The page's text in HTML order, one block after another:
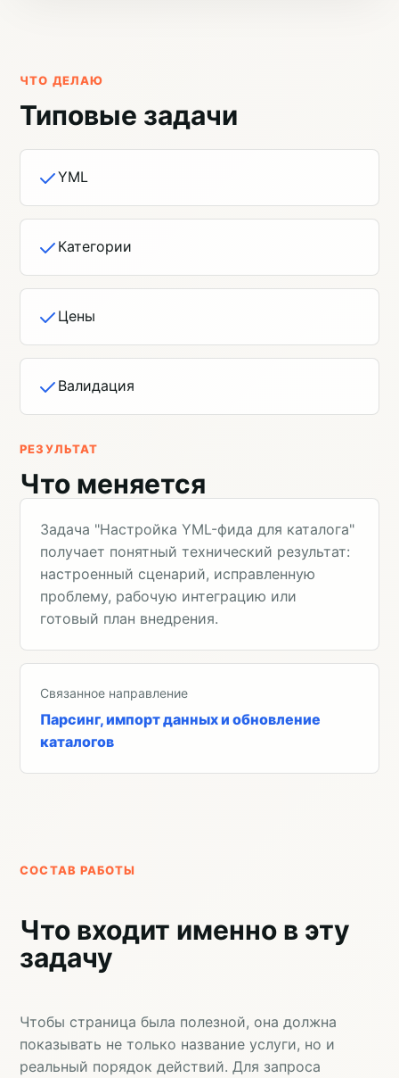
ЧТО ДЕЛАЮ
Типовые задачи
YML
Категории
Цены
Валидация
РЕЗУЛЬТАТ
Что меняется
Задача "Настройка YML-фида для каталога"
получает понятный технический результат:
настроенный сценарий, исправленную
проблему, рабочую интеграцию или
готовый план внедрения.
Связанное направление
Парсинг, импорт данных и обновление
каталогов
СОСТАВ РАБОТЫ
Что входит именно в эту
задачу
Чтобы страница была полезной, она должна
показывать не только название услуги, но и
реальный порядок действий. Для запроса